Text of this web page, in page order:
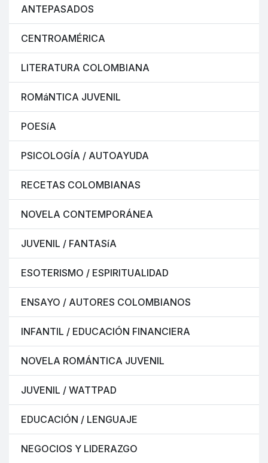
ANTEPASADOS
CENTROAMÉRICA
LITERATURA COLOMBIANA
ROMáNTICA JUVENIL
POESíA
PSICOLOGÍA / AUTOAYUDA
RECETAS COLOMBIANAS
NOVELA CONTEMPORÁNEA
JUVENIL / FANTASíA
ESOTERISMO / ESPIRITUALIDAD
ENSAYO / AUTORES COLOMBIANOS
INFANTIL / EDUCACIÓN FINANCIERA
NOVELA ROMÁNTICA JUVENIL
JUVENIL / WATTPAD
EDUCACIÓN / LENGUAJE
NEGOCIOS Y LIDERAZGO